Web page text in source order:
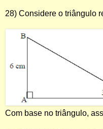
28) Considere o triângulo
Com base no triângulo,